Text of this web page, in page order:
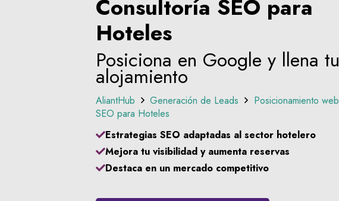
Consultoría SEO para
Hoteles
Posiciona en Google y llena tu
alojamiento
AliantHub Generación de Leads
Posicionamiento web
SEO para Hoteles
Estrategias SEO adaptadas al sector hotelero
Mejora tu visibilidad y aumenta reservas
Destaca en un mercado competitivo